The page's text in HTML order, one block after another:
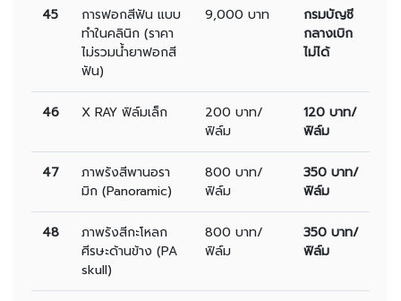
45
การฟอกสีฟัน แบบ
ทำในคลินิก (ราคา
ไม่รวมน้ำยาฟอกสี
ฟัน)
9,000 บาท
กรมบัญชี
กลางเบิก
ไม่ได้
46 X RAY ฟิล์มเล็ก
200 บาท/
ฟิล์ม
120 บาท/
ฟิล์ม
47
ภาพรังสีพานอรา
มิก (Panoramic)
800 บาท/
ฟิล์ม
350 บาท/
ฟิล์ม
48
ภาพรังสีกะโหลก
ศีรษะด้านข้าง (PA
skull)
800 บาท/
ฟิล์ม
350 บาท/
ฟิล์ม